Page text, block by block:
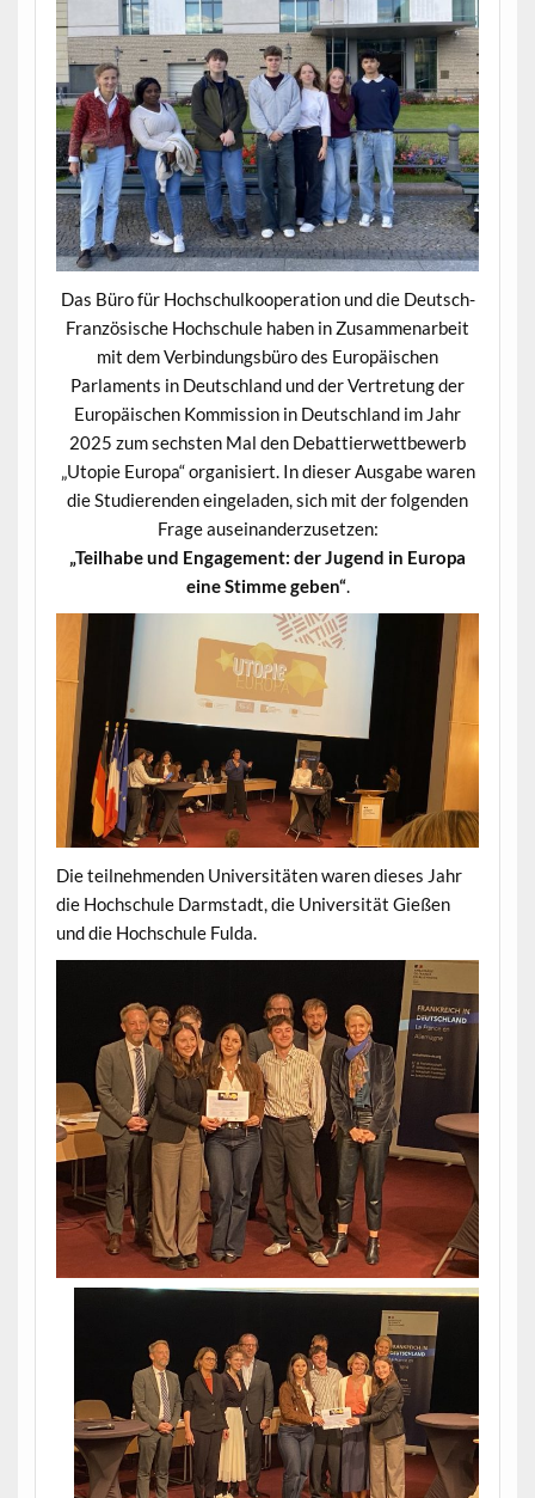
Das Büro für Hochschulkooperation und die Deutsch-
Französische Hochschule haben in Zusammenarbeit
mit dem Verbindungsbüro des Europäischen
Parlaments in Deutschland und der Vertretung der
Europäischen Kommission in Deutschland im Jahr
2025 zum sechsten Mal den Debattierwettbewerb
„Utopie Europa“ organisiert. In dieser Ausgabe waren
die Studierenden eingeladen, sich mit der folgenden
Frage auseinanderzusetzen:
„Teilhabe und Engagement: der Jugend in Europa
eine Stimme geben“.
Die teilnehmenden Universitäten waren dieses Jahr
die Hochschule Darmstadt, die Universität Gießen
und die Hochschule Fulda.